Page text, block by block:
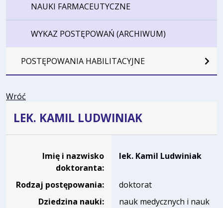
NAUKI FARMACEUTYCZNE
WYKAZ POSTĘPOWAŃ (ARCHIWUM)
POSTĘPOWANIA HABILITACYJNE
Wróć
LEK. KAMIL LUDWINIAK
Imię i nazwisko
doktoranta:
lek. Kamil Ludwiniak
Rodzaj postępowania:
doktorat
Dziedzina nauki:
nauk medycznych i nauk